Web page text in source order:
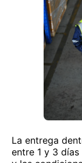
La entrega
entre 1 y 3